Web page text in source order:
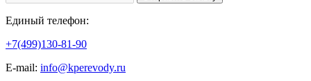
Единый телефон:
+7(499)130-81-90
Е-mail: info@kperevody.ru